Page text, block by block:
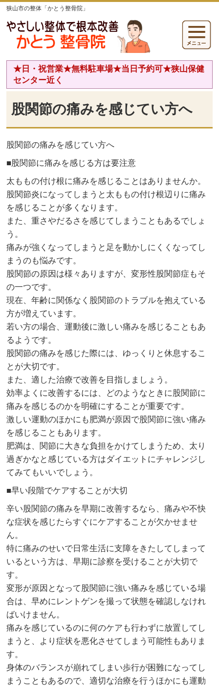
狭山市の整体「かとう整骨院」
★日・祝営業★無料駐車場★当日予約可★狭山保健
センター近く
股関節の痛みを感じてい方へ
股関節の痛みを感じてい方へ
■股関節に痛みを感じる方は要注意
太ももの付け根に痛みを感じることはありませんか。
股関節炎になってしまうと太ももの付け根辺りに痛み
を感じることが多くなります。
また、重さやだるさを感じてしまうこともあるでしょ
う。
痛みが強くなってしまうと足を動かしにくくなってし
まうのも悩みです。
股関節の原因は様々ありますが、変形性股関節症もそ
の一つです。
現在、年齢に関係なく股関節のトラブルを抱えている
方が増えています。
若い方の場合、運動後に激しい痛みを感じることもあ
るようです。
股関節の痛みを感じた際には、ゆっくりと休息するこ
とが大切です。
また、適した治療で改善を目指しましょう。
効率よくに改善するには、どのようなときに股関節に
痛みを感じるのかを明確にすることが重要です。
激しい運動のほかにも肥満が原因で股関節に強い痛み
を感じることもあります。
肥満は、関節に大きな負担をかけてしまうため、太り
過ぎかなと感じている方はダイエットにチャレンジし
てみてもいいでしょう。
■早い段階でケアすることが大切
辛い股関節の痛みを早期に改善するなら、痛みや不快
な症状を感じたらすぐにケアすることが欠かせませ
ん。
特に痛みのせいで日常生活に支障をきたしてしまって
いるという方は、早期に診察を受けることが大切で
す。
変形が原因となって股関節に強い痛みを感じている場
合は、早めにレントゲンを撮って状態を確認しなけれ
ばいけません。
痛みを感じているのに何のケアも行わずに放置してし
まうと、より症状を悪化させてしまう可能性もありま
す。
身体のバランスが崩れてしまい歩行が困難になってし
まうこともあるので、適切な治療を行うほかにも運動